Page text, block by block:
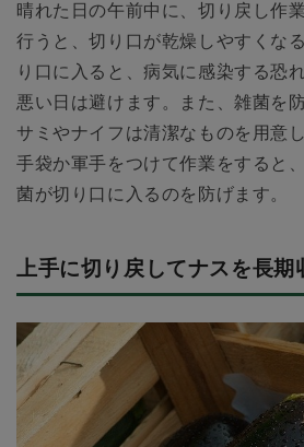
晴れた日の午前中に、切り戻し作
行うと、切り口が乾燥しやすくな
り口に入ると、病気に感染する恐
悪い日は避けます。また、雑菌を
サミやナイフは清潔なものを用意
手袋か軍手をつけて作業をすると
菌が切り口に入るのを防げます。
上手に切り戻してナスを長期